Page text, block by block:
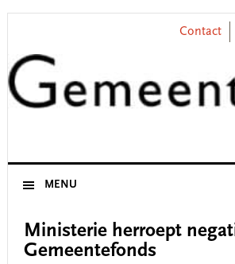
Skip
primary
navigation
Skip
content
Skip
primary
sidebar
Skip
footer
Contact
MENU
Ministerie herroept
Gemeentefonds